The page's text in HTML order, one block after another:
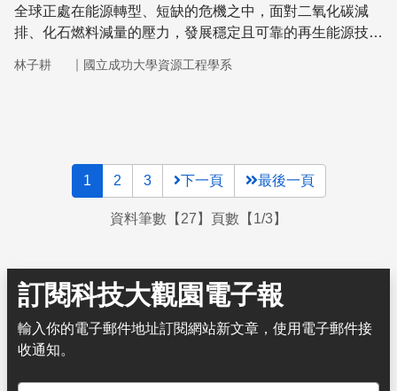
全球正處在能源轉型、短缺的危機之中，面對二氧化碳減
排、化石燃料減量的壓力，發展穩定且可靠的再生能源技術
色，是各國的發展再生能源的首選之一。根據再生能源政策
將來能夠搭配其他再生能源，成為乾淨且可靠的供電系統。
林子耕 ｜ 國立成功大學資源工程學系
1 2 3 下一頁 最後一頁
資料筆數【27】頁數【1/3】
訂閱科技大觀園電子報
輸入你的電子郵件地址訂閱網站新文章，使用電子郵件接
收通知。
電子郵件地址